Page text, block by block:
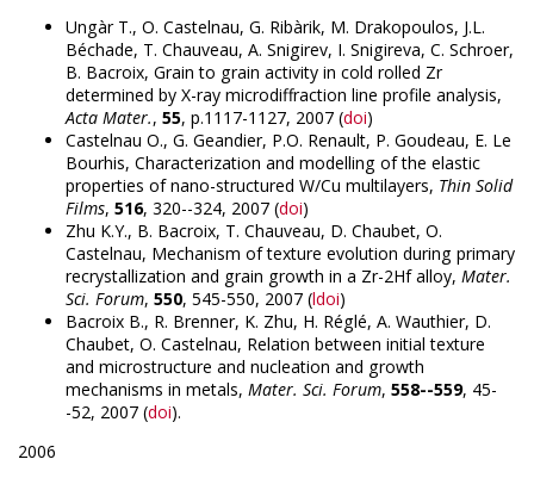
Ungàr T., O. Castelnau, G. Ribàrik, M. Drakopoulos, J.L.
Béchade, T. Chauveau, A. Snigirev, I. Snigireva, C. Schroer,
B. Bacroix, Grain to grain activity in cold rolled Zr
determined by X-ray microdiffraction line profile analysis,
Acta Mater., 55, p.1117-1127, 2007 (doi)
Castelnau O., G. Geandier, P.O. Renault, P. Goudeau, E. Le
Bourhis, Characterization and modelling of the elastic
properties of nano-structured W/Cu multilayers, Thin Solid
Films, 516, 320--324, 2007 (doi)
Zhu K.Y., B. Bacroix, T. Chauveau, D. Chaubet, O.
Castelnau, Mechanism of texture evolution during primary
recrystallization and grain growth in a Zr-2Hf alloy, Mater.
Sci. Forum, 550, 545-550, 2007 (ldoi)
Bacroix B., R. Brenner, K. Zhu, H. Réglé, A. Wauthier, D.
Chaubet, O. Castelnau, Relation between initial texture
and microstructure and nucleation and growth
mechanisms in metals, Mater. Sci. Forum, 558--559, 45-
-52, 2007 (doi).
2006